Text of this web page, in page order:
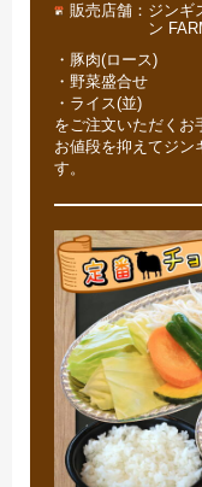
販売店舗
ジンギ
ン
・豚肉(ロース)
・野菜盛合せ
・ライス(並)
をご注文いただくお
お値段を抑えてジン
す。